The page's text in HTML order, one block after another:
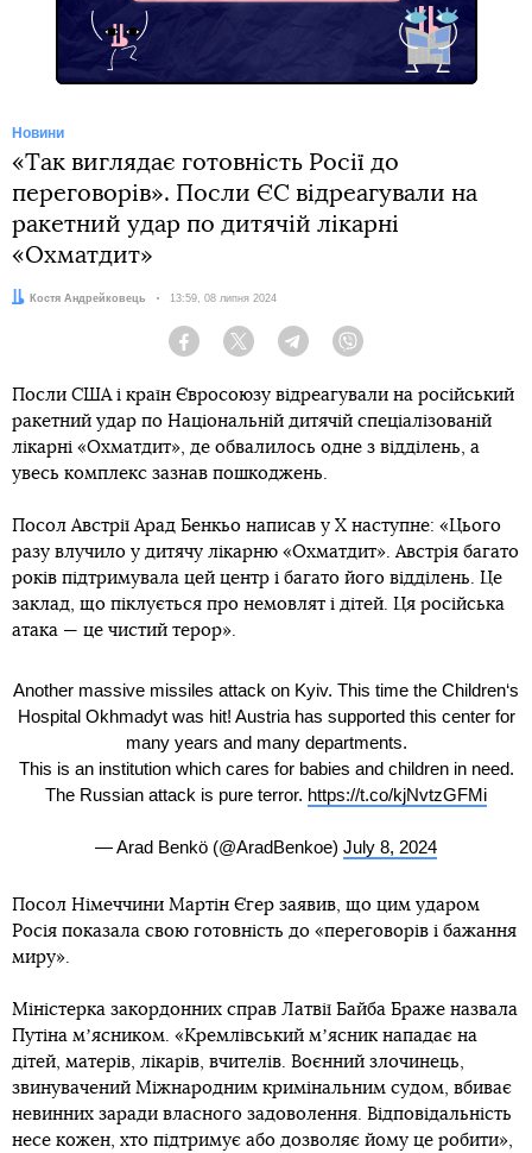
Новини
«Так виглядає готовність Росії до
переговорів». Посли ЄС відреагували на
ракетний удар по дитячій лікарні
«Охматдит»
Автор:Костя Андрейковець Дата:
13:59, 08 липня 2024
Facebook Twitter Telegram
Посли США і країн Євросоюзу відреагували на російський
ракетний удар по Національній дитячій спеціалізованій
лікарні «Охматдит», де обвалилось одне з відділень, а
увесь комплекс зазнав пошкоджень.
Посол Австрії Арад Бенкьо написав у Х наступне: «Цього
разу влучило у дитячу лікарню «Охматдит». Австрія багато
років підтримувала цей центр і багато його відділень. Це
заклад, що піклується про немовлят і дітей. Ця російська
атака — це чистий терор».
Another massive missiles attack on Kyiv. This time the Children‘s
Hospital Okhmadyt was hit! Austria has supported this center for
many years and many departments.
This is an institution which cares for babies and children in need.
The Russian attack is pure terror. https://t.co/kjNvtzGFMi
— Arad Benkö (@AradBenkoe) July 8, 2024
Посол Німеччини Мартін Єгер заявив, що цим ударом
Росія показала свою готовність до «переговорів і бажання
миру».
Міністерка закордонних справ Латвії Байба Браже назвала
Путіна мʼясником. «Кремлівський мʼясник нападає на
дітей, матерів, лікарів, вчителів. Воєнний злочинець,
звинувачений Міжнародним кримінальним судом, вбиває
невинних заради власного задоволення. Відповідальність
несе кожен, хто підтримує або дозволяє йому це робити»,